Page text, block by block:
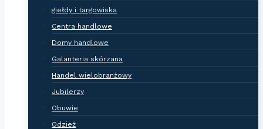
giełdy i targowiska
Centra handlowe
Domy handlowe
Galanteria skórzana
Handel wielobranżowy
Jubilerzy
Obuwie
Odzież